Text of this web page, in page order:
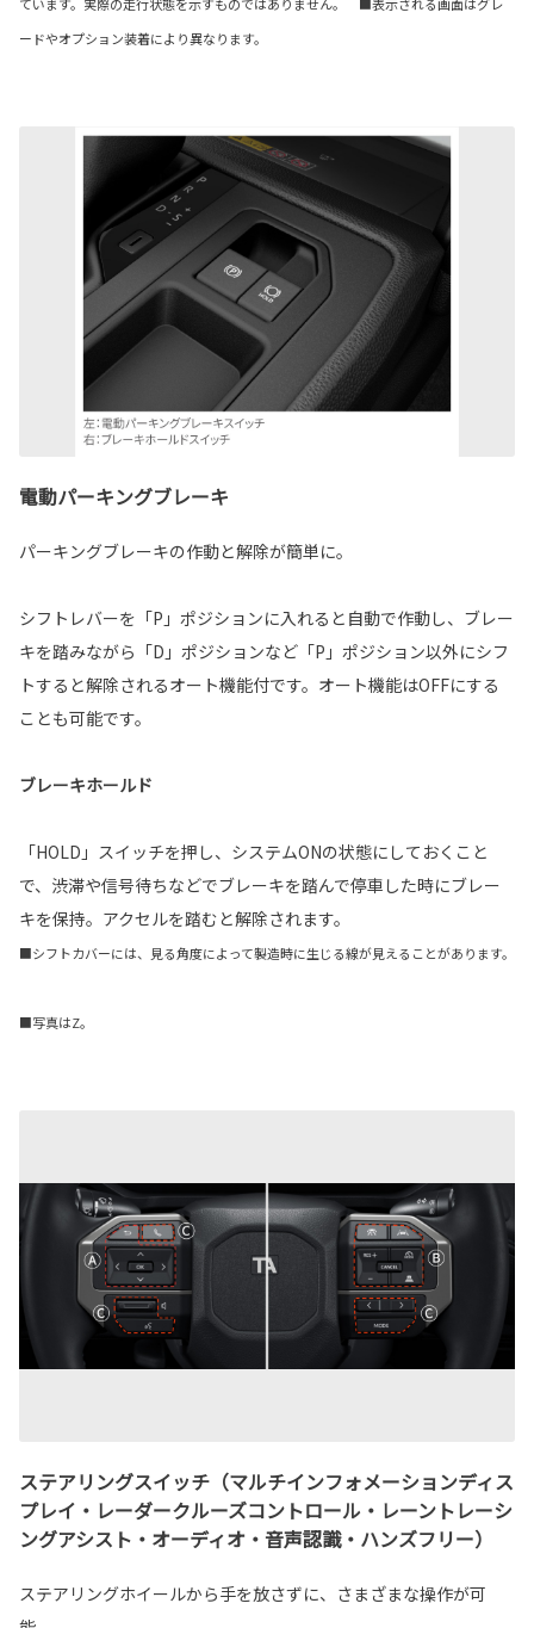
ています。実際の走行状態を示すものではありません。 ■表示される画面はグレ
ードやオプション装着により異なります。
電動パーキングブレーキ
パーキングブレーキの作動と解除が簡単に。
シフトレバーを「P」ポジションに入れると自動で作動し、ブレー
キを踏みながら「D」ポジションなど「P」ポジション以外にシフ
トすると解除されるオート機能付です。オート機能はOFFにする
ことも可能です。
ブレーキホールド
「HOLD」スイッチを押し、システムONの状態にしておくこと
で、渋滞や信号待ちなどでブレーキを踏んで停車した時にブレー
キを保持。アクセルを踏むと解除されます。
■シフトカバーには、見る角度によって製造時に生じる線が見えることがあります。
■写真はZ。
ステアリングスイッチ（マルチインフォメーションディス
プレイ・レーダークルーズコントロール・レーントレーシ
ングアシスト・オーディオ・音声認識・ハンズフリー）
ステアリングホイールから手を放さずに、さまざまな操作が可